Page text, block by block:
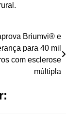
Briumvi® e
para 40 mil
com esclerose
múltipla